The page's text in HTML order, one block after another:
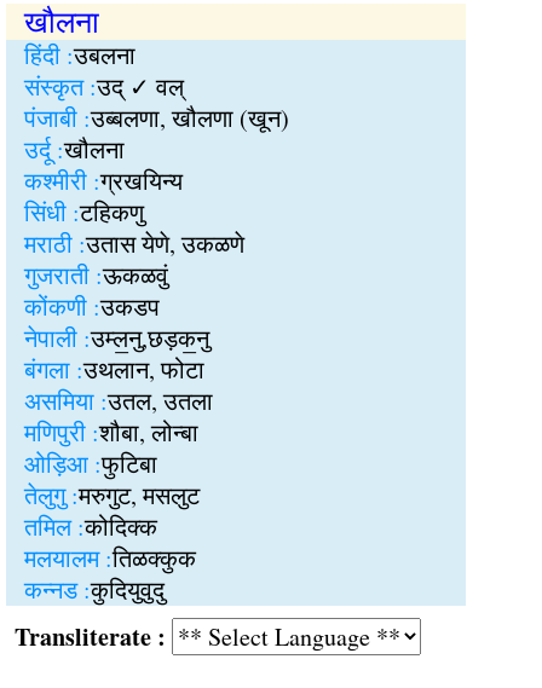
खौलना
हिंदी :उबलना
संस्कृत :उद् ✓ वल्
पंजाबी :उब्बलणा, खौलणा (खून)
उर्दू :खौलना
कश्मीरी :ग्रखयिन्य
सिंधी :टहिकणु
मराठी :उतास येणे, उकळणे
गुजराती :ऊकळवुं
कोंकणी :उकडप
नेपाली :उम्ल॒नु,छड़क॒नु
बंगला :उथलान, फोटा
असमिया :उतल, उतला
मणिपुरी :शौबा, लोन्बा
ओड़िआ :फुटिबा
तेलुगु :मरुगुट, मसलुट
तमिल :कोदिक्क
मलयालम :तिळक्कुक
कन्नड :कुदियुवुदु
: